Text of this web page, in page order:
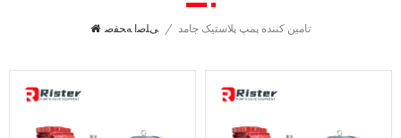
ﯽﻠﺻﺍ ﻪﺤﻔﺻ / تامین کننده پمپ پلاستیک جامد